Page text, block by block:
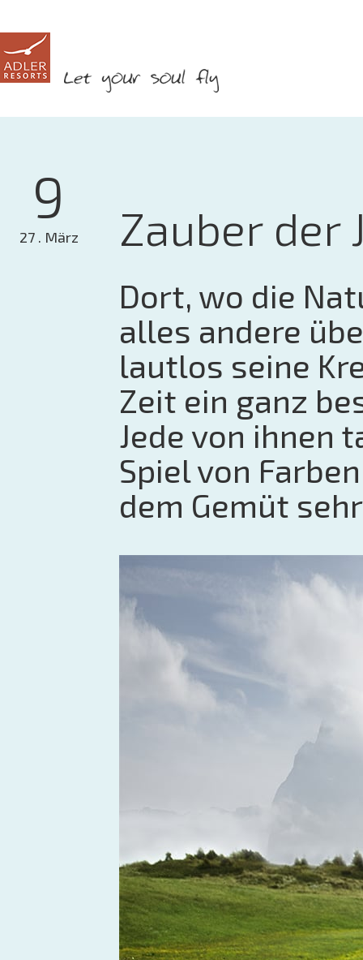
9
27 . März Zauber der
Dort, wo die
alles andere
lautlos seine
Zeit ein ganz
Jede von ihnen
Spiel von
dem Gemüt